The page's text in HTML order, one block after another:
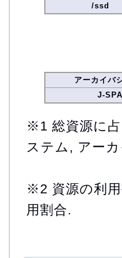
/ssd
アーカイバ
J-
※1 総資源に
ステム, アー
※2 資源の利
用割合.